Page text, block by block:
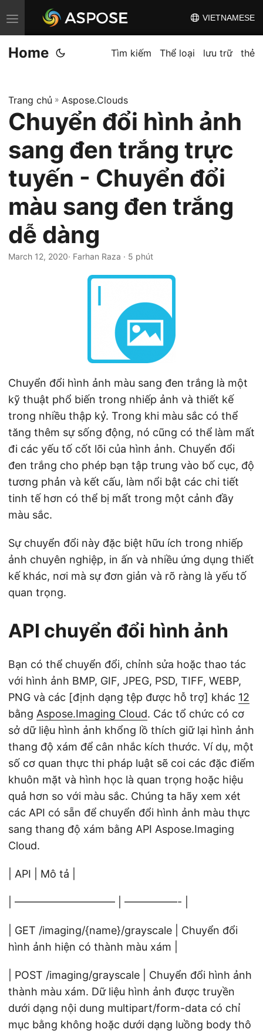
C
h
u
n
đ
i
đ
i
ề
u
h
ư
VIETNAMESE
Home Tìm kiếm Thể loại lưu trữ thẻ
Trang chủ » Aspose.Clouds
Chuyển đổi hình ảnh
sang đen trắng trực
tuyến - Chuyển đổi
màu sang đen trắng
dễ dàng
March 12, 2020· Farhan Raza · 5 phút
Chuyển đổi hình ảnh màu sang đen trắng là một
kỹ thuật phổ biến trong nhiếp ảnh và thiết kế
trong nhiều thập kỷ. Trong khi màu sắc có thể
tăng thêm sự sống động, nó cũng có thể làm mất
đi các yếu tố cốt lõi của hình ảnh. Chuyển đổi
đen trắng cho phép bạn tập trung vào bố cục, độ
tương phản và kết cấu, làm nổi bật các chi tiết
tinh tế hơn có thể bị mất trong một cảnh đầy
màu sắc.
Sự chuyển đổi này đặc biệt hữu ích trong nhiếp
ảnh chuyên nghiệp, in ấn và nhiều ứng dụng thiết
kế khác, nơi mà sự đơn giản và rõ ràng là yếu tố
quan trọng.
API chuyển đổi hình ảnh
Bạn có thể chuyển đổi, chỉnh sửa hoặc thao tác
với hình ảnh BMP, GIF, JPEG, PSD, TIFF, WEBP,
PNG và các [định dạng tệp được hỗ trợ] khác 12
bằng Aspose.Imaging Cloud. Các tổ chức có cơ
sở dữ liệu hình ảnh khổng lồ thích giữ lại hình ảnh
thang độ xám để cân nhắc kích thước. Ví dụ, một
số cơ quan thực thi pháp luật sẽ coi các đặc điểm
khuôn mặt và hình học là quan trọng hoặc hiệu
quả hơn so với màu sắc. Chúng ta hãy xem xét
các API có sẵn để chuyển đổi hình ảnh màu thực
sang thang độ xám bằng API Aspose.Imaging
Cloud.
| API | Mô tả |
| —————————– | —————- |
| GET /imaging/{name}/grayscale | Chuyển đổi
hình ảnh hiện có thành màu xám |
| POST /imaging/grayscale | Chuyển đổi hình ảnh
thành màu xám. Dữ liệu hình ảnh được truyền
dưới dạng nội dung multipart/form-data có chỉ
mục bằng không hoặc dưới dạng luồng body thô